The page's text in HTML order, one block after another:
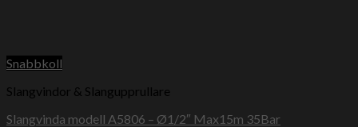
Snabbkoll
Slangvindor & Slangupprullare
Slangvinda modell A5806 – Ø1/2″ Max15m 35Bar